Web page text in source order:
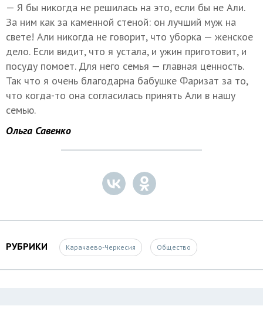
— Я бы никогда не решилась на это, если бы не Али.
За ним как за каменной стеной: он лучший муж на
свете! Али никогда не говорит, что уборка — женское
дело. Если видит, что я устала, и ужин приготовит, и
посуду помоет. Для него семья — главная ценность.
Так что я очень благодарна бабушке Фаризат за то,
что когда-то она согласилась принять Али в нашу
семью.
Ольга Савенко
РУБРИКИ Карачаево-Черкесия Общество